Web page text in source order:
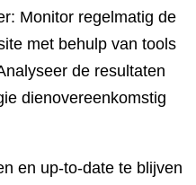
Monitor regelmatig de
met behulp van tools
de resultaten
dienovereenkomstig
en up-to-date te blijven